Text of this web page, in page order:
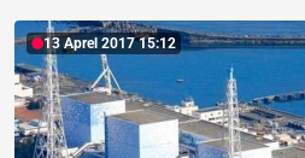
13 Aprel 2017 15:12